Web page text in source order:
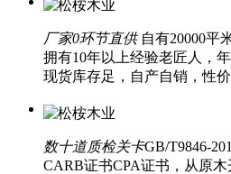
厂家0环节直供 自有20000平
拥有10年以上经验老匠人，
现货库存足，自产自销，性价
数十道质检关卡GB/T9846-
CARB证书CPA证书，从原